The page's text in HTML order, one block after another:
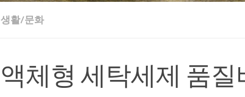
생활/문화
액체형 세탁세제 품질